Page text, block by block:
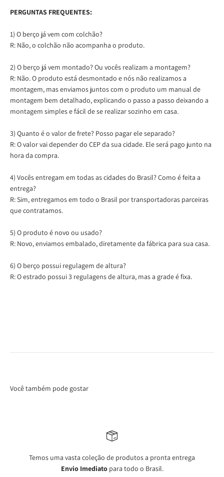
PERGUNTAS FREQUENTES:
1) O berço já vem com colchão?
R: Não, o colchão não acompanha o produto.
2) O berço já vem montado? Ou vocês realizam a montagem?
R: Não. O produto está desmontado e nós não realizamos a
montagem, mas enviamos juntos com o produto um manual de
montagem bem detalhado, explicando o passo a passo deixando a
montagem simples e fácil de se realizar sozinho em casa.
3) Quanto é o valor de frete? Posso pagar ele separado?
R: O valor vai depender do CEP da sua cidade. Ele será pago junto na
hora da compra.
4) Vocês entregam em todas as cidades do Brasil? Como é feita a
entrega?
R: Sim, entregamos em todo o Brasil por transportadoras parceiras
que contratamos.
5) O produto é novo ou usado?
R: Novo, enviamos embalado, diretamente da fábrica para sua casa.
6) O berço possui regulagem de altura?
R: O estrado possui 3 regulagens de altura, mas a grade é fixa.
Você também pode gostar
Temos uma vasta coleção de produtos a pronta entrega
Envio Imediatopara todo o Brasil.